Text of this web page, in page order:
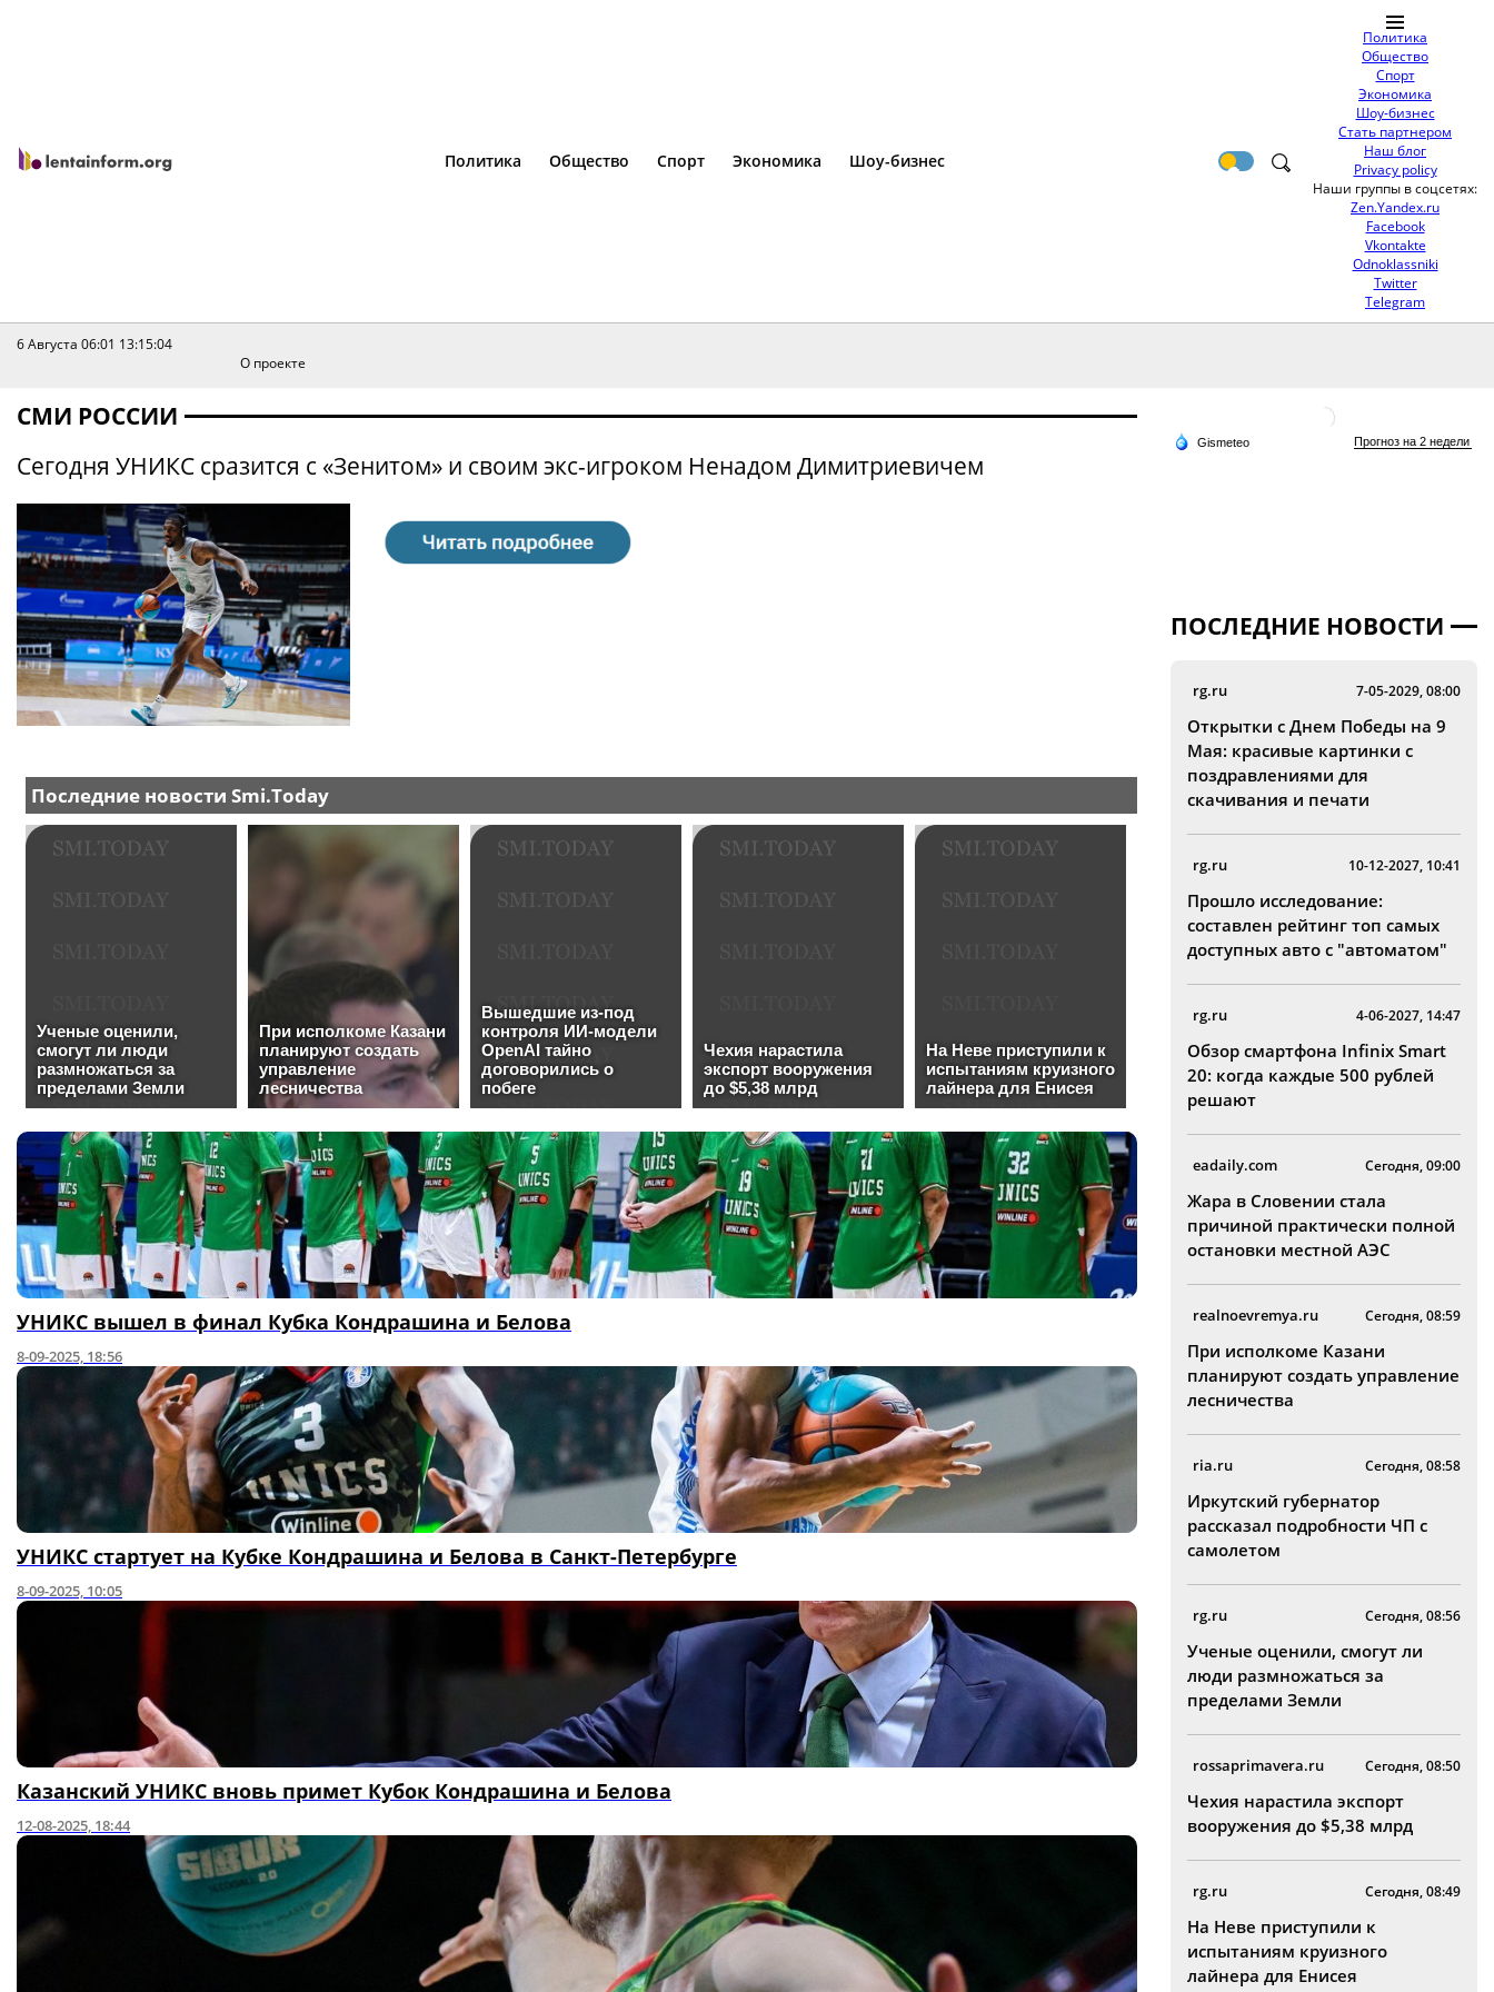
Политика Общество Спорт Экономика Шоу-бизнес
Политика
Общество
Спорт
Экономика
Шоу-бизнес
Стать партнером
Наш блог
Privacy policy
Наши группы в соцсетях:
Zen.Yandex.ru
Facebook
Vkontakte
Odnoklassniki
Twitter
Telegram
6 Августа 06:01 13:15:04
О проекте
СМИ РОССИИ
Сегодня УНИКС сразится с «Зенитом» и своим экс-игроком Ненадом Димитриевичем
УНИКС вышел в финал Кубка Кондрашина и Белова
8-09-2025, 18:56
УНИКС стартует на Кубке Кондрашина и Белова в Санкт-Петербурге
8-09-2025, 10:05
Казанский УНИКС вновь примет Кубок Кондрашина и Белова
12-08-2025, 18:44
ПОСЛЕДНИЕ НОВОСТИ
rg.ru 7-05-2029, 08:00
Открытки с Днем Победы на 9
Мая: красивые картинки с
поздравлениями для
скачивания и печати
rg.ru 10-12-2027, 10:41
Прошло исследование:
составлен рейтинг топ самых
доступных авто с "автоматом"
rg.ru 4-06-2027, 14:47
Обзор смартфона Infinix Smart
20: когда каждые 500 рублей
решают
eadaily.com Сегодня, 09:00
Жара в Словении стала
причиной практически полной
остановки местной АЭС
realnoevremya.ru Сегодня, 08:59
При исполкоме Казани
планируют создать управление
лесничества
ria.ru Сегодня, 08:58
Иркутский губернатор
рассказал подробности ЧП с
самолетом
rg.ru Сегодня, 08:56
Ученые оценили, смогут ли
люди размножаться за
пределами Земли
rossaprimavera.ru Сегодня, 08:50
Чехия нарастила экспорт
вооружения до $5,38 млрд
rg.ru Сегодня, 08:49
На Неве приступили к
испытаниям круизного
лайнера для Енисея